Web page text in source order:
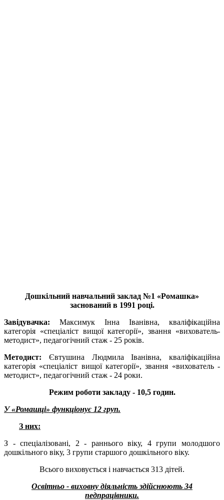
Дошкільний навчальний заклад №1 «Ромашка»
заснований в 1991 році.
Завідувачка: Максимук Інна Іванівна, кваліфікаційна
категорія «спеціаліст вищої категорії», звання «вихователь-
методист», педагогічний стаж - 25 років.
Методист: Євтушина Людмила Іванівна, кваліфікаційна
категорія «спеціаліст вищої категорії», звання «вихователь -
методист», педагогічний стаж - 24 роки.
Режим роботи закладу - 10,5 годин.
У «Ромашці» функціонує 12 груп.
З них:
З - спеціалізовані, 2 - раннього віку, 4 групи молодшого
дошкільного віку, 3 групи старшого дошкільного віку.
Всього виховується і навчається 313 дітей.
Освітньо - виховну діяльність здійснюють 34
педпрацівники.